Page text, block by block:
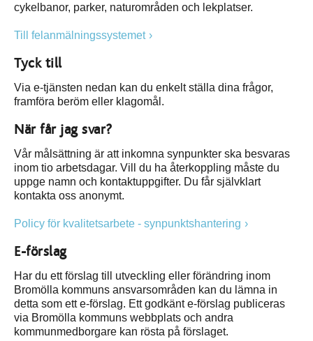
cykelbanor, parker, naturområden och lekplatser.
Till felanmälningssystemet
Tyck till
Via e-tjänsten nedan kan du enkelt ställa dina frågor,
framföra beröm eller klagomål.
När får jag svar?
Vår målsättning är att inkomna synpunkter ska besvaras
inom tio arbetsdagar. Vill du ha återkoppling måste du
uppge namn och kontaktuppgifter. Du får självklart
kontakta oss anonymt.
Policy för kvalitetsarbete - synpunktshantering
E-förslag
Har du ett förslag till utveckling eller förändring inom
Bromölla kommuns ansvarsområden kan du lämna in
detta som ett e-förslag. Ett godkänt e-förslag publiceras
via Bromölla kommuns webbplats och andra
kommunmedborgare kan rösta på förslaget.